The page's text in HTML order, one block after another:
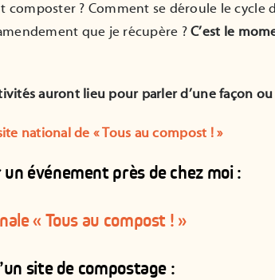
composter ? Comment se déroule le cycle
que je récupère ?C’est le
auront lieu pour parler d’une façon
national de « Tous au compost ! »
événement près de chez moi :
« Tous au compost ! »
site de compostage :